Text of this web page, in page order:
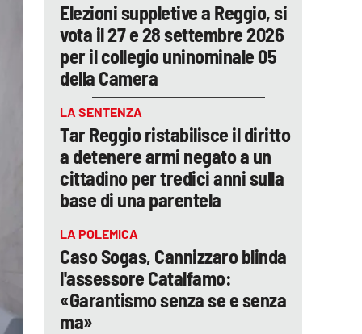
Elezioni suppletive a Reggio, si
vota il 27 e 28 settembre 2026
per il collegio uninominale 05
della Camera
LA SENTENZA
Tar Reggio ristabilisce il diritto
a detenere armi negato a un
cittadino per tredici anni sulla
base di una parentela
LA POLEMICA
Caso Sogas, Cannizzaro blinda
l'assessore Catalfamo:
«Garantismo senza se e senza
ma»